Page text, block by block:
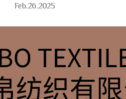
Feb.26.2025